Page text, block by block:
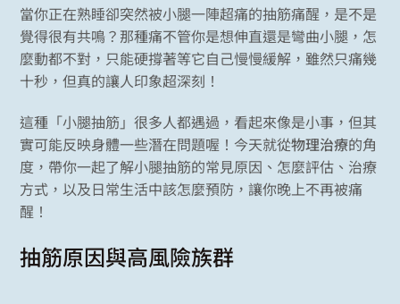
當你正在熟睡卻突然被小腿一陣超痛的抽筋痛醒，是不是
覺得很有共鳴？那種痛不管你是想伸直還是彎曲小腿，怎
麼動都不對，只能硬撐著等它自己慢慢緩解，雖然只痛幾
十秒，但真的讓人印象超深刻！
這種「小腿抽筋」很多人都遇過，看起來像是小事，但其
實可能反映身體一些潛在問題喔！今天就從物理治療的角
度，帶你一起了解小腿抽筋的常見原因、怎麼評估、治療
方式，以及日常生活中該怎麼預防，讓你晚上不再被痛
醒！
抽筋原因與高風險族群